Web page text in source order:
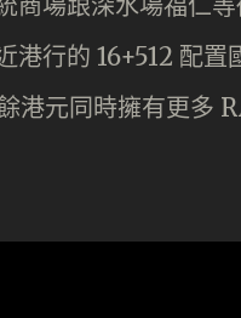
港行的 16+512 配
港元同時擁有更多